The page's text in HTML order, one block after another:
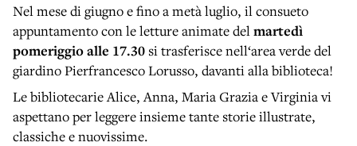
Nel mese di giugno e fino a metà luglio, il consueto
appuntamento con le letture animate delmartedì
pomeriggio alle 17.30 si trasferisce nell‘area verde del
giardino Pierfrancesco Lorusso, davanti alla biblioteca!
Le bibliotecarie Alice, Anna, Maria Grazia e Virginia vi
aspettano per leggere insieme tante storie illustrate,
classiche e nuovissime.